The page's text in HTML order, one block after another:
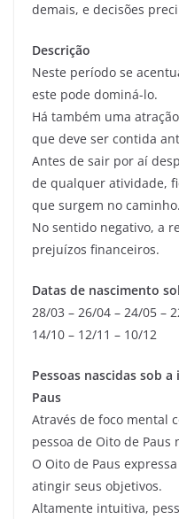
demais, e decisões
Descrição
Neste período se
este pode dominá-lo.
Há também uma
que deve ser contida
Antes de sair por aí
de qualquer atividade,
que surgem no caminho.
No sentido negativo, a
prejuízos financeiros.
Datas de nascimento
28/03 – 26/04 – 24/05 –
14/10 – 12/11 – 10/12
Pessoas nascidas sob
Paus
Através de foco mental
pessoa de Oito de Paus
O Oito de Paus
atingir seus objetivos.
Altamente intuitiva,